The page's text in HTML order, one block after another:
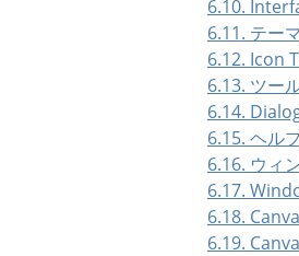
6.10.
6.11. テー
6.12. Icon
6.13. ツー
6.14.
6.15. ヘル
6.16. ウィ
6.17.
6.18.
6.19.